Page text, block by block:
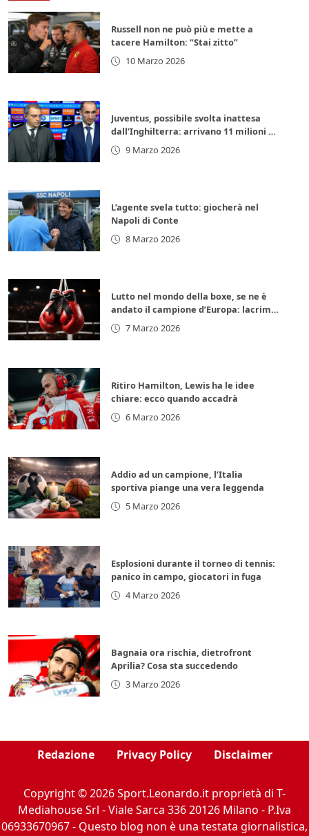
Russell non ne può più e mette a
tacere Hamilton: “Stai zitto”
10 Marzo 2026
Juventus, possibile svolta inattesa
dall’Inghilterra: arrivano 11 milioni di
euro subito
9 Marzo 2026
L’agente svela tutto: giocherà nel
Napoli di Conte
8 Marzo 2026
Lutto nel mondo della boxe, se ne è
andato il campione d’Europa: lacrime
per la leggenda italiana
7 Marzo 2026
Ritiro Hamilton, Lewis ha le idee
chiare: ecco quando accadrà
6 Marzo 2026
Addio ad un campione, l’Italia
sportiva piange una vera leggenda
5 Marzo 2026
Esplosioni durante il torneo di tennis:
panico in campo, giocatori in fuga
4 Marzo 2026
Bagnaia ora rischia, dietrofront
Aprilia? Cosa sta succedendo
3 Marzo 2026
Redazione Privacy Policy Disclaimer
Copyright © 2026 Sport.Leonardo.it proprietà di T-
Mediahouse Srl - Viale Sarca 336 20126 Milano - P.Iva
06933670967 - Questo blog non è una testata giornalistica,